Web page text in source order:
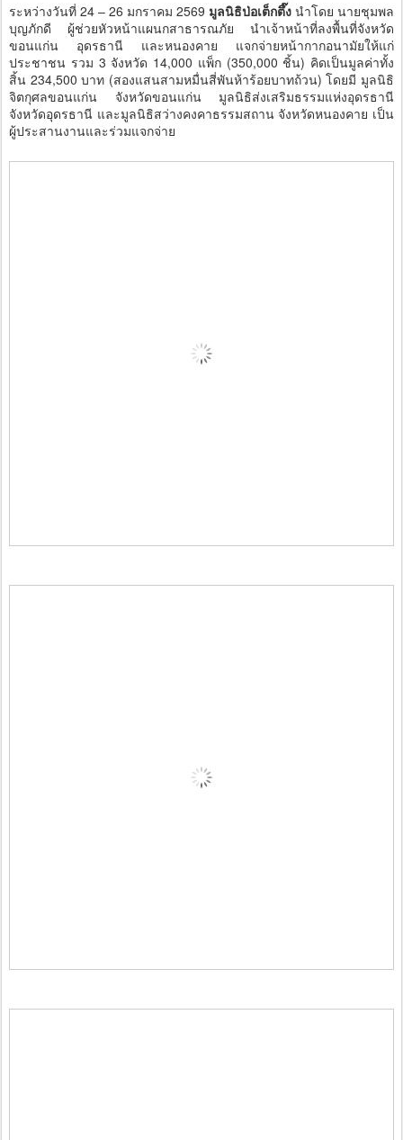
ระหว่างวันที่ 24 – 26 มกราคม 2569 มูลนิธิป่อเต็กตึ๊ง นำโดย นายชุมพล
บุญภักดี ผู้ช่วยหัวหน้าแผนกสาธารณภัย นำเจ้าหน้าที่ลงพื้นที่จังหวัด
ขอนแก่น อุดรธานี และหนองคาย แจกจ่ายหน้ากากอนามัยให้แก่
ประชาชน รวม 3 จังหวัด 14,000 แพ็ก (350,000 ชิ้น) คิดเป็นมูลค่าทั้ง
สิ้น 234,500 บาท (สองแสนสามหมื่นสี่พันห้าร้อยบาทถ้วน) โดยมี มูลนิธิ
จิตกุศลขอนแก่น จังหวัดขอนแก่น มูลนิธิส่งเสริมธรรมแห่งอุดรธานี
จังหวัดอุดรธานี และมูลนิธิสว่างคงคาธรรมสถาน จังหวัดหนองคาย เป็น
ผู้ประสานงานและร่วมแจกจ่าย